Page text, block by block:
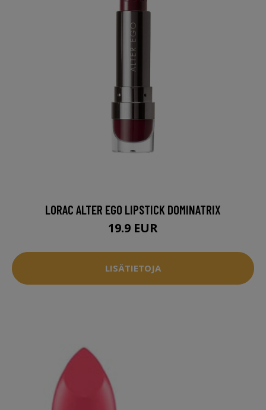
LORAC ALTER EGO LIPSTICK DOMINATRIX
19.9 EUR
LISÄTIETOJA